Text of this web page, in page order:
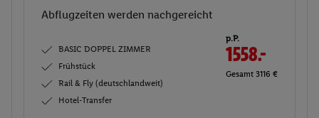
Abflugzeiten werden nachgereicht
BASIC DOPPEL ZIMMER
Frühstück
Rail & Fly (deutschlandweit)
Hotel-Transfer
p.P.
1558.-
Gesamt 3116 €